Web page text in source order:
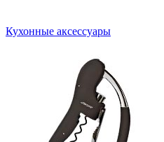
Кухонные аксессуары